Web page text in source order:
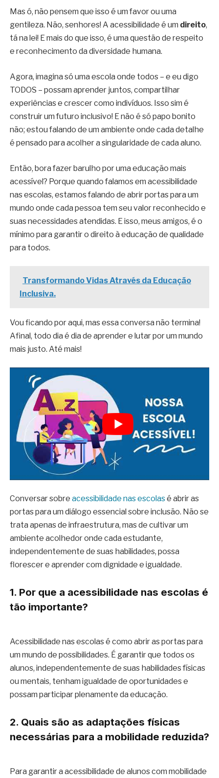
Mas ó, não pensem que isso é um favor ou uma
gentileza. Não, senhores! A acessibilidade é um direito,
tá na lei! E mais do que isso, é uma questão de respeito
e reconhecimento da diversidade humana.
Agora, imagina só uma escola onde todos – e eu digo
TODOS – possam aprender juntos, compartilhar
experiências e crescer como indivíduos. Isso sim é
construir um futuro inclusivo! E não é só papo bonito
não; estou falando de um ambiente onde cada detalhe
é pensado para acolher a singularidade de cada aluno.
Então, bora fazer barulho por uma educação mais
acessível? Porque quando falamos em acessibilidade
nas escolas, estamos falando de abrir portas para um
mundo onde cada pessoa tem seu valor reconhecido e
suas necessidades atendidas. E isso, meus amigos, é o
mínimo para garantir o direito à educação de qualidade
para todos.
Transformando Vidas Através da Educação
Inclusiva.
Vou ficando por aqui, mas essa conversa não termina!
Afinal, todo dia é dia de aprender e lutar por um mundo
mais justo. Até mais!
Conversar sobre acessibilidade nas escolasé abrir as
portas para um diálogo essencial sobre inclusão. Não se
trata apenas de infraestrutura, mas de cultivar um
ambiente acolhedor onde cada estudante,
independentemente de suas habilidades, possa
florescer e aprender com dignidade e igualdade.
1. Por que a acessibilidade nas escolas é
tão importante?
Acessibilidade nas escolas é como abrir as portas para
um mundo de possibilidades. É garantir que todos os
alunos, independentemente de suas habilidades físicas
ou mentais, tenham igualdade de oportunidades e
possam participar plenamente da educação.
2. Quais são as adaptações físicas
necessárias para a mobilidade reduzida?
Para garantir a acessibilidade de alunos com mobilidade